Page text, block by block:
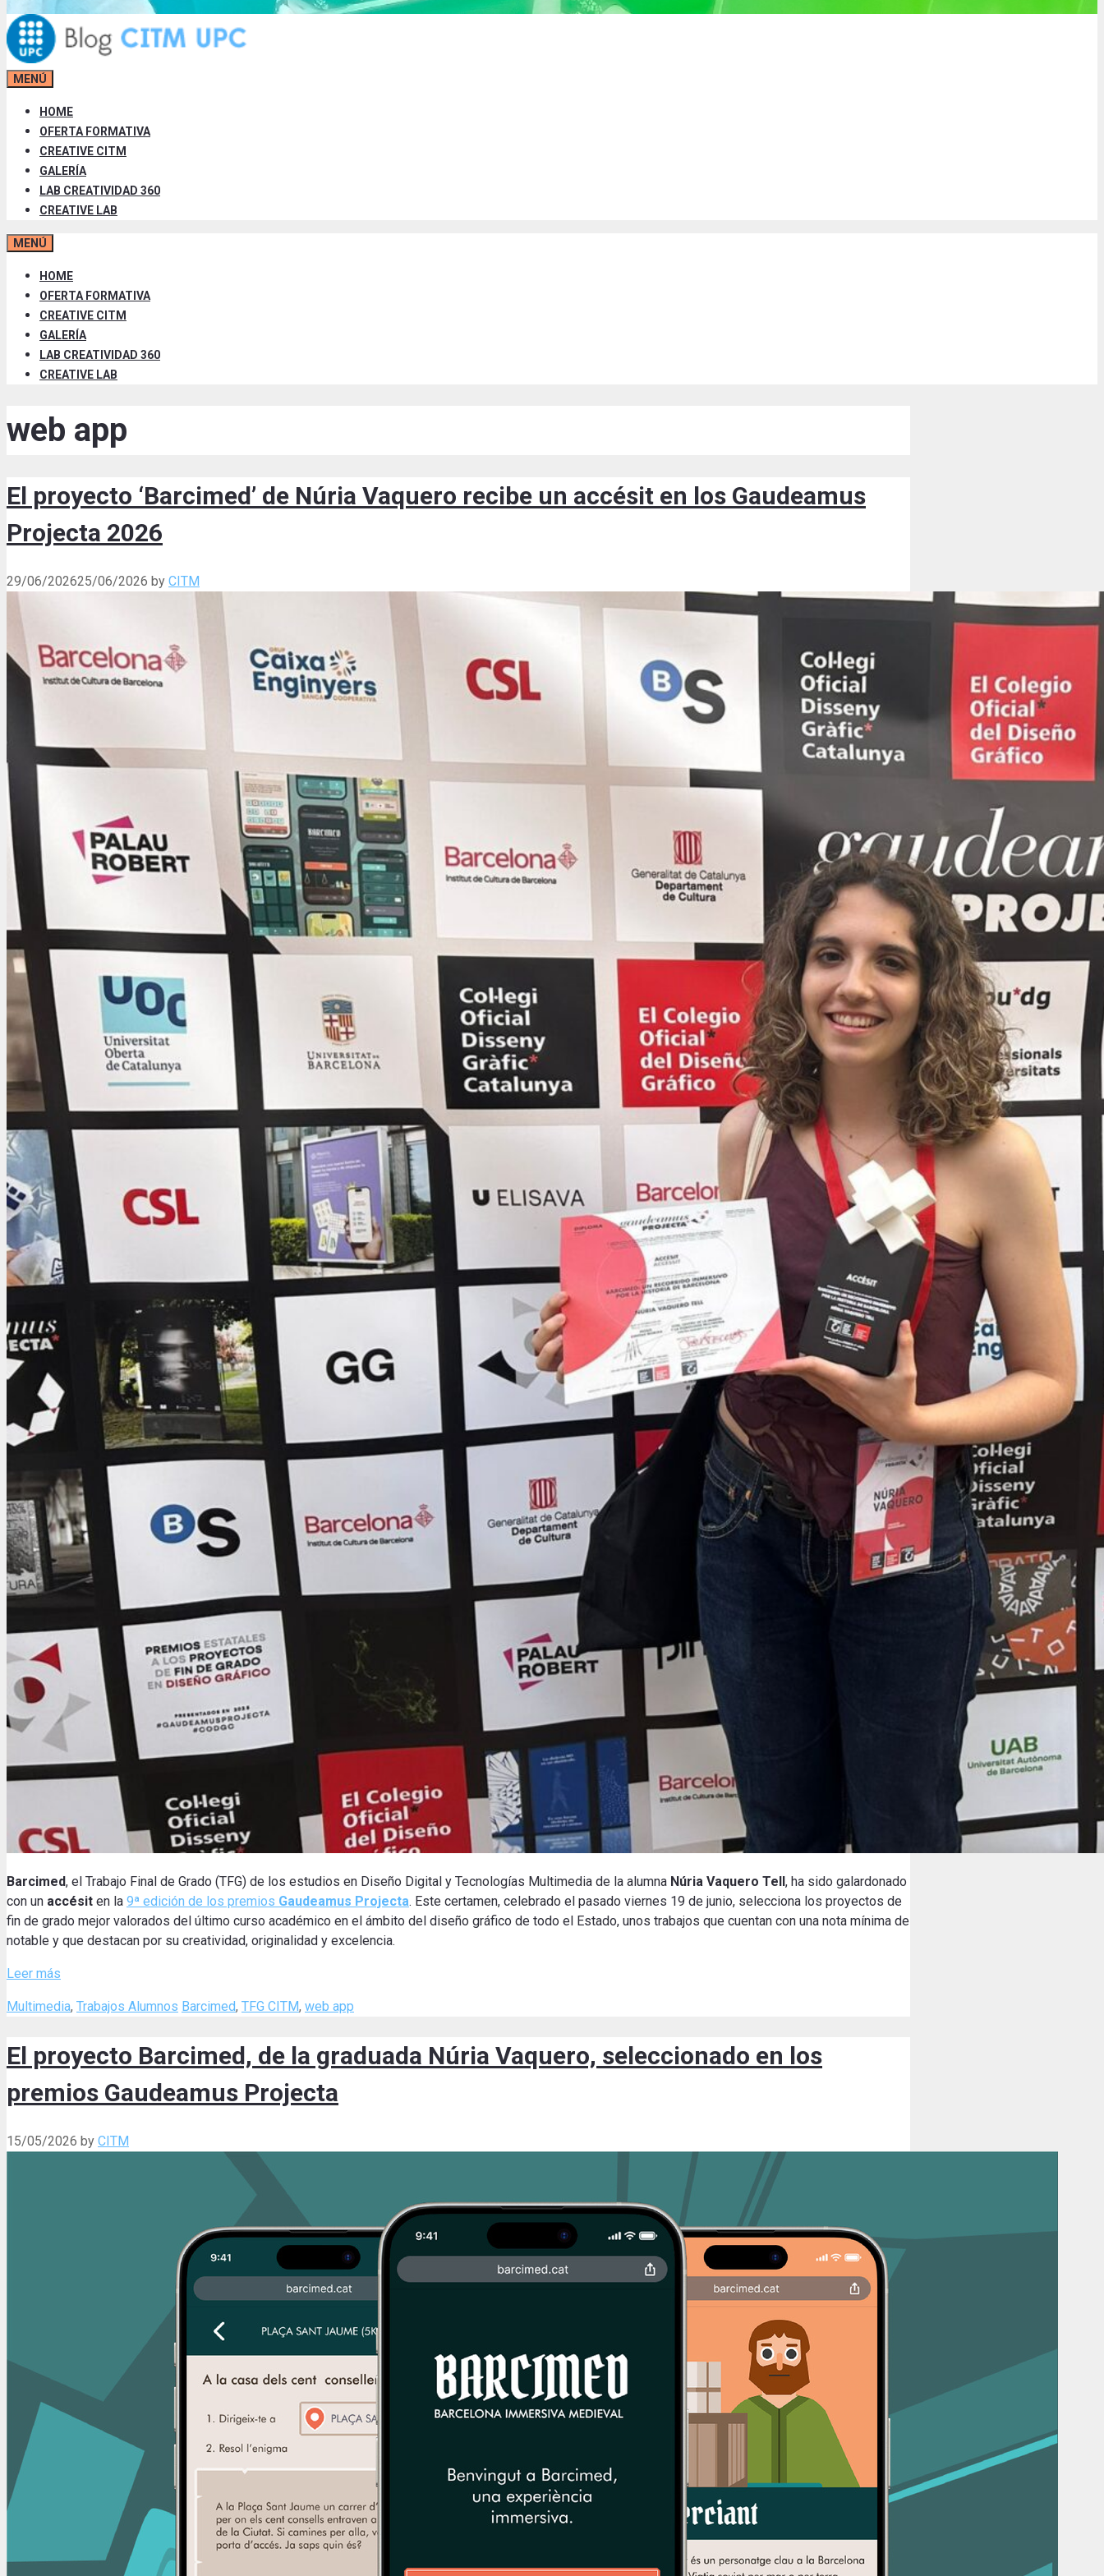
MENÚ
HOME
OFERTA FORMATIVA
CREATIVE CITM
GALERÍA
LAB CREATIVIDAD 360
CREATIVE LAB
MENÚ
HOME
OFERTA FORMATIVA
CREATIVE CITM
GALERÍA
LAB CREATIVIDAD 360
CREATIVE LAB
web app
El proyecto ‘Barcimed’ de Núria Vaquero recibe un accésit en los Gaudeamus
Projecta 2026
29/06/202625/06/2026 by CITM
Barcimed, el Trabajo Final de Grado (TFG) de los estudios en Diseño Digital y Tecnologías Multimedia de la alumna Núria Vaquero Tell, ha sido galardonado
con un accésit en la 9ª edición de los premios Gaudeamus Projecta. Este certamen, celebrado el pasado viernes 19 de junio, selecciona los proyectos de
fin de grado mejor valorados del último curso académico en el ámbito del diseño gráfico de todo el Estado, unos trabajos que cuentan con una nota mínima de
notable y que destacan por su creatividad, originalidad y excelencia.
Leer más
Categories
Multimedia, Trabajos Alumnos Tags
Barcimed, TFG CITM, web app
El proyecto Barcimed, de la graduada Núria Vaquero, seleccionado en los
premios Gaudeamus Projecta
15/05/2026 by CITM